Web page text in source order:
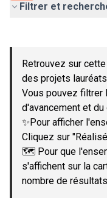
Filtrer et
−
Retrouvez sur
des projets
Vous pouvez filtrer
d'avancement et du
✨Pour afficher
Cliquez sur
🗺️ Pour que
s'affichent sur la
nombre de